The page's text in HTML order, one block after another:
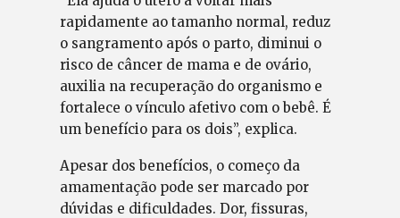
rapidamente ao tamanho normal, reduz
o sangramento após o parto, diminui o
risco de câncer de mama e de ovário,
auxilia na recuperação do organismo e
fortalece o vínculo afetivo com o bebê. É
um benefício para os dois”, explica.
Apesar dos benefícios, o começo da
amamentação pode ser marcado por
dúvidas e dificuldades. Dor, fissuras,